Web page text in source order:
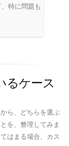
特に問題も
るケース
ら、どちらを選ぶ
を、整理してみま
はまる場合、カス